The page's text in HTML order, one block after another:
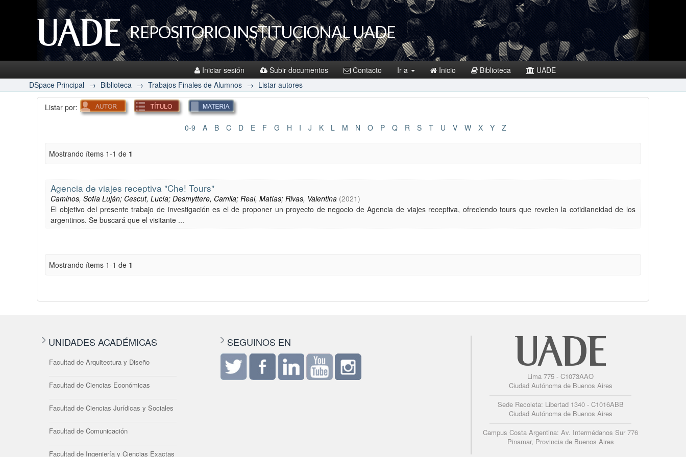
REPOSITORIO INSTITUCIONAL UADE
Iniciar sesión Subir documentos Contacto Ir a Inicio Biblioteca
UADE
DSpace Principal → Biblioteca → Trabajos Finales de Alumnos → Listar autores
Listar por:
0-9 A B C D E F G H I J K L M N O P Q R S T U V W X Y Z
Mostrando ítems 1-1 de 1
Agencia de viajes receptiva "Che! Tours"
Caminos, Sofía Luján; Cescut, Lucía; Desmyttere, Camila; Real, Matías; Rivas, Valentina (2021)
El objetivo del presente trabajo de investigación es el de proponer un proyecto de negocio de Agencia de viajes receptiva, ofreciendo tours que revelen la cotidianeidad de los
argentinos. Se buscará que el visitante ...
Mostrando ítems 1-1 de 1
UNIDADES ACADÉMICAS
Facultad de Arquitectura y Diseño
Facultad de Ciencias Económicas
Facultad de Ciencias Jurídicas y Sociales
Facultad de Comunicación
Facultad de Ingeniería y Ciencias Exactas
SEGUINOS EN
Lima 775 - C1073AAO
Ciudad Autónoma de Buenos Aires
Sede Recoleta: Libertad 1340 - C1016ABB
Ciudad Autónoma de Buenos Aires
Campus Costa Argentina: Av. Intermédanos Sur 776
Pinamar, Provincia de Buenos Aires